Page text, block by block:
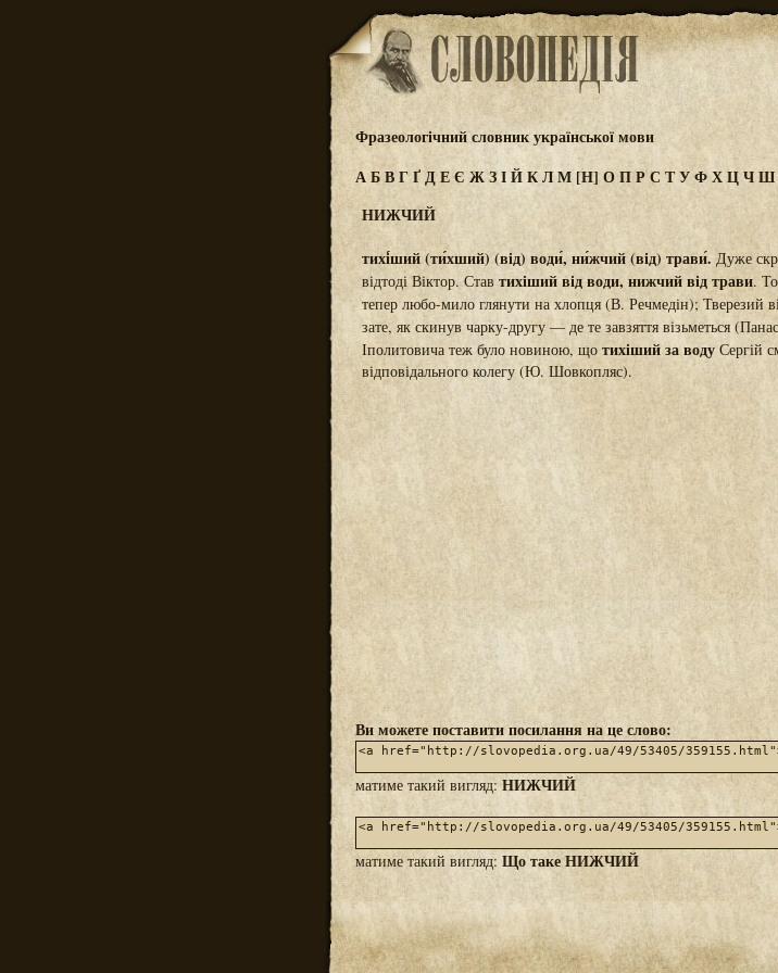
Фразеологічний словник української мови
АБВГҐДЕЄ ЖЗІЙКЛМ [Н] ОПРС ТУФХЦЧШ
НИЖЧИЙ
тихі́ший (ти́хший) (від) води́, ни́жчий (від) трави́. Дуже
відтоді Віктор. Став тихіший від води, нижчий від трави.
тепер любо-мило глянути на хлопця (В. Речмедін); Тверезий
зате, як скинув чарку-другу — де те завзяття візьметься
Іполитовича теж було новиною, що тихіший за воду Сергій
відповідального колегу (Ю. Шовкопляс).
Ви можете поставити посилання на це слово:
матиме такий вигляд: НИЖЧИЙ
матиме такий вигляд: Що таке НИЖЧИЙ